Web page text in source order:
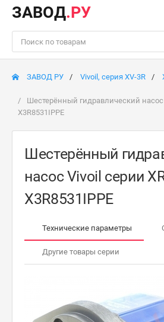
ЗАВОД.РУ
ЗАВОД РУ Vivoil, серия XV-3R
Шестерённый гидравлический насос
X3R8531IPPE
Шестерённый
насос Vivoil серии
X3R8531IPPE
Технические параметры
Другие товары серии